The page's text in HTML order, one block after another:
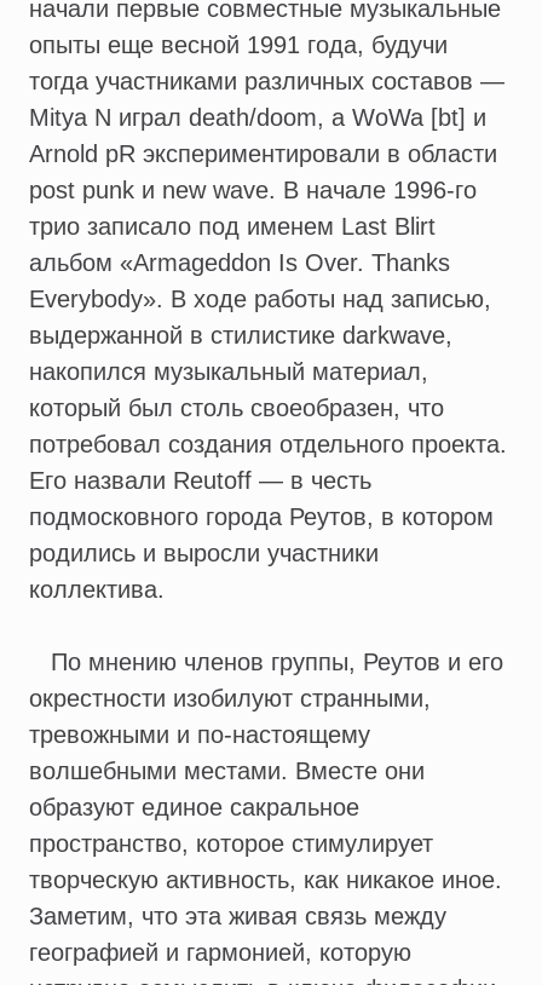
начали первые совместные музыкальные
опыты еще весной 1991 года, будучи
тогда участниками различных составов —
Mitya N играл death/doom, а WoWa [bt] и
Arnold pR экспериментировали в области
post punk и new wave. В начале 1996-го
трио записало под именем Last Blirt
альбом «Armageddon Is Over. Thanks
Everybody». В ходе работы над записью,
выдержанной в стилистике darkwave,
накопился музыкальный материал,
который был столь своеобразен, что
потребовал создания отдельного проекта.
Его назвали Reutoff — в честь
подмосковного города Реутов, в котором
родились и выросли участники
коллектива.
По мнению членов группы, Реутов и его
окрестности изобилуют странными,
тревожными и по-настоящему
волшебными местами. Вместе они
образуют единое сакральное
пространство, которое стимулирует
творческую активность, как никакое иное.
Заметим, что эта живая связь между
географией и гармонией, которую